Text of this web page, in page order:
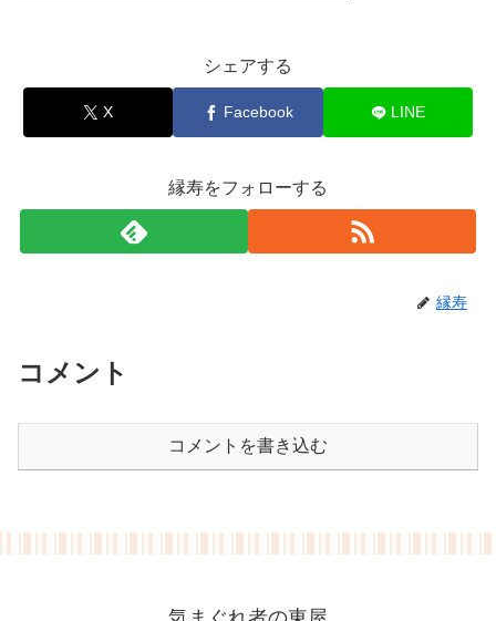
シェアする
X Facebook LINE
縁寿をフォローする
縁寿
コメント
コメントを書き込む